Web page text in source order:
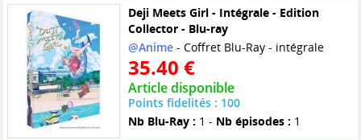
Deji Meets Girl - Intégrale - Edition
Collector - Blu-ray
@Anime- Coffret Blu-Ray - intégrale
35.40 €
Article disponible
Points fidelités : 100
Nb Blu-Ray : 1 - Nb épisodes : 1